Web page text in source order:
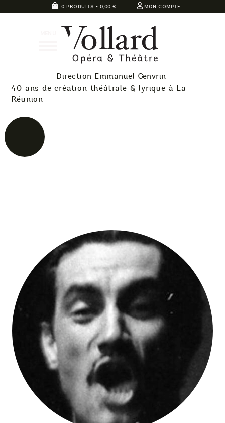
MON COMPTE
0 PRODUITS - 0,00€
Théatre
Vollard
Direction Emmanuel Genvrin
40 ans de création théâtrale & lyrique à La
Réunion